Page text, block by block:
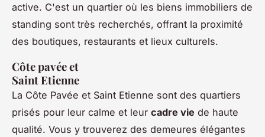
active. C'est un quartier où les biens immobiliers de
standing sont très recherchés, offrant la proximité
des boutiques, restaurants et lieux culturels.
Côte pavée et
Saint Etienne
La Côte Pavée et Saint Etienne sont des quartiers
prisés pour leur calme et leur cadre vie de haute
qualité. Vous y trouverez des demeures élégantes